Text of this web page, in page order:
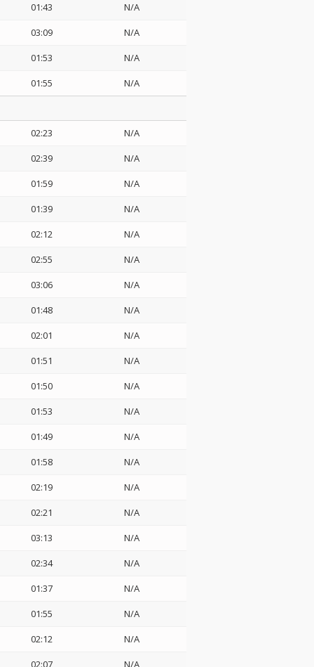
01:43
N/A
03:09
N/A
01:53
N/A
01:55 N/A
02:23
N/A
02:39
N/A
01:59
N/A
01:39
N/A
02:12
N/A
02:55
N/A
03:06
N/A
01:48
N/A
02:01
N/A
01:51
N/A
01:50
N/A
01:53
N/A
01:49
N/A
01:58
N/A
02:19
N/A
02:21
N/A
03:13
N/A
02:34
N/A
01:37
N/A
01:55
N/A
02:12
N/A
02:07
N/A